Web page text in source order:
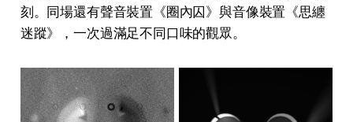
刻。同場還有聲音裝置《圈內囚》與音像裝置《思纏
迷蹤》，一次過滿足不同口味的觀眾。